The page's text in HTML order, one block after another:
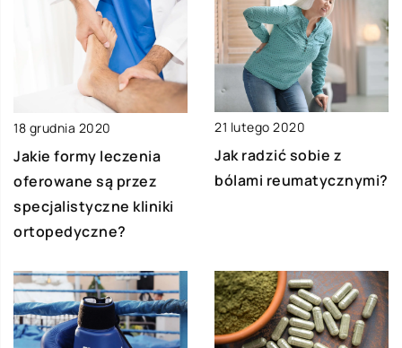
18 grudnia 2020
Jakie formy leczenia
oferowane są przez
specjalistyczne kliniki
ortopedyczne?
21 lutego 2020
Jak radzić sobie z
bólami reumatycznymi?